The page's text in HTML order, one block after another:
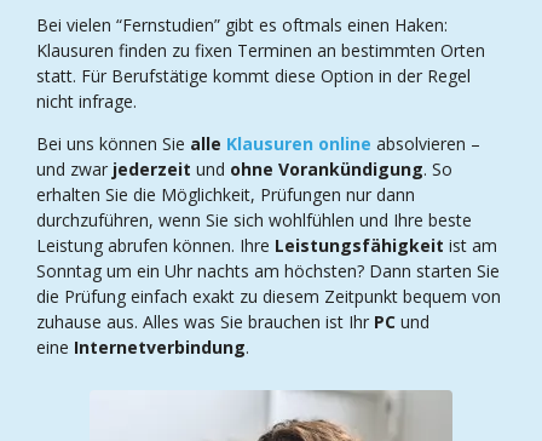
Bei vielen “Fernstudien” gibt es oftmals einen Haken:
Klausuren finden zu fixen Terminen an bestimmten Orten
statt. Für Berufstätige kommt diese Option in der Regel
nicht infrage.
Bei uns können Sie alle Klausuren online absolvieren –
und zwar jederzeit und ohne Vorankündigung. So
erhalten Sie die Möglichkeit, Prüfungen nur dann
durchzuführen, wenn Sie sich wohlfühlen und Ihre beste
Leistung abrufen können. Ihre Leistungsfähigkeit ist am
Sonntag um ein Uhr nachts am höchsten? Dann starten Sie
die Prüfung einfach exakt zu diesem Zeitpunkt bequem von
zuhause aus. Alles was Sie brauchen ist Ihr PC und
eine Internetverbindung.